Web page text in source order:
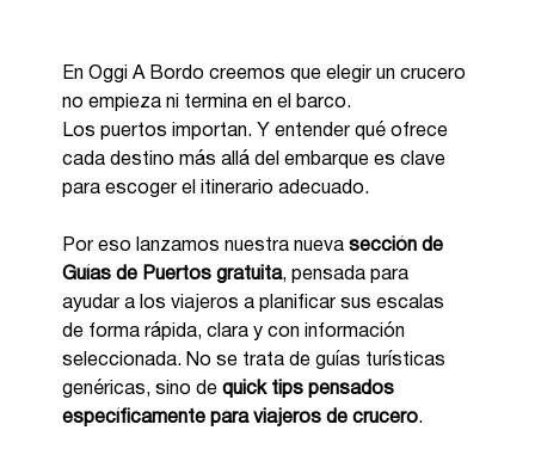
En Oggi A Bordo creemos que elegir un crucero
no empieza ni termina en el barco.
Los puertos importan. Y entender qué ofrece
cada destino más allá del embarque es clave
para escoger el itinerario adecuado.
Por eso lanzamos nuestra nueva sección de
Guías de Puertos gratuita, pensada para
ayudar a los viajeros a planificar sus escalas
de forma rápida, clara y con información
seleccionada. No se trata de guías turísticas
genéricas, sino de quick tips pensados
específicamente para viajeros de crucero.